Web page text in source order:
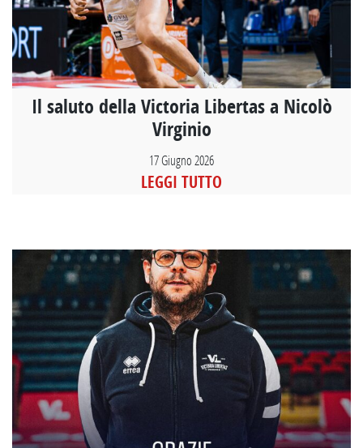
Il saluto della Victoria Libertas a Nicolò
Virginio
17 Giugno 2026
LEGGI TUTTO